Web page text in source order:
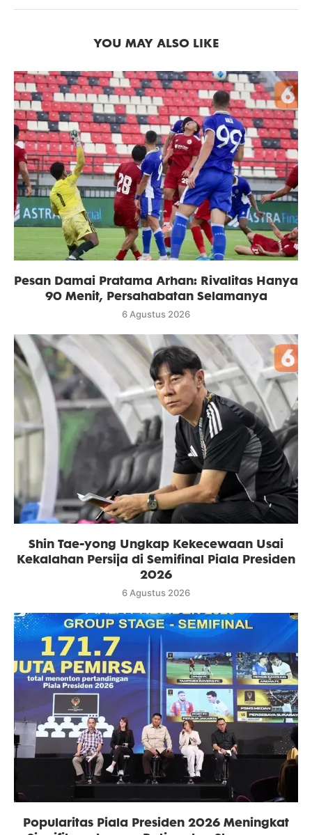
YOU MAY ALSO LIKE
Pesan Damai Pratama Arhan: Rivalitas Hanya
90 Menit, Persahabatan Selamanya
6 Agustus 2026
Shin Tae-yong Ungkap Kekecewaan Usai
Kekalahan Persija di Semifinal Piala Presiden
2026
6 Agustus 2026
Popularitas Piala Presiden 2026 Meningkat